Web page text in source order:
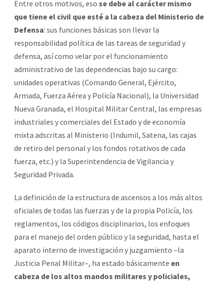
Entre otros motivos, eso se debe al carácter mismo
que tiene el civil que esté a la cabeza del Ministerio de
Defensa: sus funciones básicas son llevar la
responsabilidad política de las tareas de seguridad y
defensa, así como velar por el funcionamiento
administrativo de las dependencias bajo su cargo:
unidades operativas (Comando General, Ejército,
Armada, Fuerza Aérea y Policía Nacional), la Universidad
Nueva Granada, el Hospital Militar Central, las empresas
industriales y comerciales del Estado y de economía
mixta adscritas al Ministerio (Indumil, Satena, las cajas
de retiro del personal y los fondos rotativos de cada
fuerza, etc.) y la Superintendencia de Vigilancia y
Seguridad Privada.
La definición de la estructura de ascensos a los más altos
oficiales de todas las fuerzas y de la propia Policía, los
reglamentos, los códigos disciplinarios, los enfoques
para el manejo del orden público y la seguridad, hasta el
aparato interno de investigación y juzgamiento –la
Justicia Penal Militar–, ha estado básicamente en
cabeza de los altos mandos militares y policiales,